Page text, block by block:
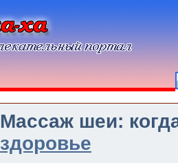
Массаж шеи:
здоровье